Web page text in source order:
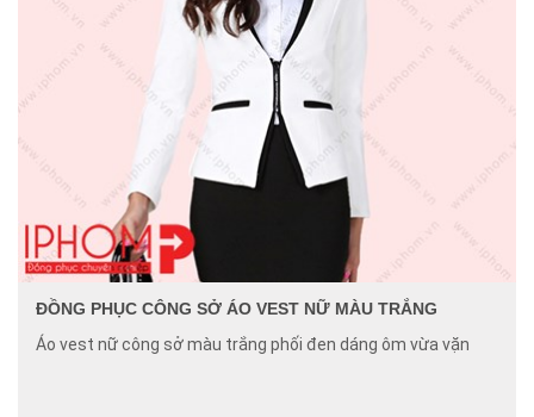
ĐỒNG PHỤC CÔNG SỞ ÁO VEST NỮ MÀU TRẮNG
Áo vest nữ công sở màu trắng phối đen dáng ôm vừa vặn